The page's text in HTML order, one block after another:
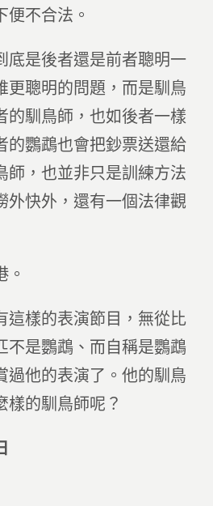
便不合法。
底是後者還是前者聰明一
更聰明的問題，而是馴鳥
的馴鳥師，也如後者一樣
的鸚鵡也會把鈔票送還給
師，也並非只是訓練方法
外快外，還有一個法律觀
。
這樣的表演節目，無從比
不是鸚鵡、而自稱是鸚鵡
過他的表演了。他的馴鳥
樣的馴鳥師呢？